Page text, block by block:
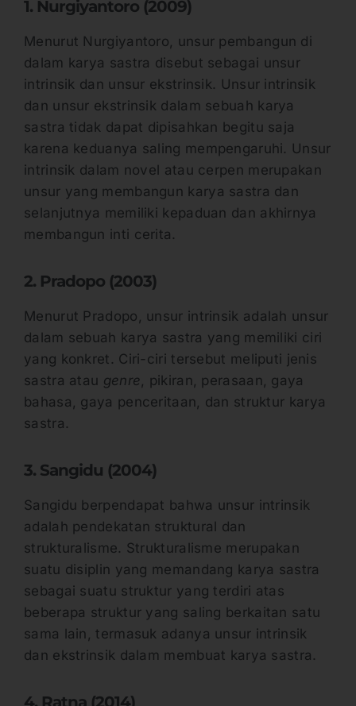
1. Nurgiyantoro (2009)
Menurut Nurgiyantoro, unsur pembangun di
dalam karya sastra disebut sebagai unsur
intrinsik dan unsur ekstrinsik. Unsur intrinsik
dan unsur ekstrinsik dalam sebuah karya
sastra tidak dapat dipisahkan begitu saja
karena keduanya saling mempengaruhi. Unsur
intrinsik dalam novel atau cerpen merupakan
unsur yang membangun karya sastra dan
selanjutnya memiliki kepaduan dan akhirnya
membangun inti cerita.
2. Pradopo (2003)
Menurut Pradopo, unsur intrinsik adalah unsur
dalam sebuah karya sastra yang memiliki ciri
yang konkret. Ciri-ciri tersebut meliputi jenis
sastra atau genre , pikiran, perasaan, gaya
bahasa, gaya penceritaan, dan struktur karya
sastra.
3. Sangidu (2004)
Sangidu berpendapat bahwa unsur intrinsik
adalah pendekatan struktural dan
strukturalisme. Strukturalisme merupakan
suatu disiplin yang memandang karya sastra
sebagai suatu struktur yang terdiri atas
beberapa struktur yang saling berkaitan satu
sama lain, termasuk adanya unsur intrinsik
dan ekstrinsik dalam membuat karya sastra.
4. Ratna (2014)